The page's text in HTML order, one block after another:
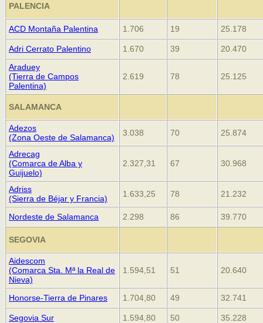
PALENCIA
ACD Montaña Palentina 1.706 19 25.178
Adri Cerrato Palentino 1.670 39
20.470
Araduey
(Tierra de Campos
Palentina)
2.619 78 25.125
SALAMANCA
Adezos
(Zona Oeste de Salamanca)
3.038 70 25.874
Adrecag
(Comarca de Alba y
Guijuelo)
2.327,31 67 30.968
Adriss
(Sierra de Béjar y Francia)
1.633,25 78 21.232
Nordeste de Salamanca 2.298 86 39.770
SEGOVIA
Aidescom
(Comarca Sta. Mª la Real de
Nieva)
1.594,51 51 20.640
Honorse-Tierra de Pinares 1.704,80 49 32.741
Segovia Sur 1.594,80 50 35.228